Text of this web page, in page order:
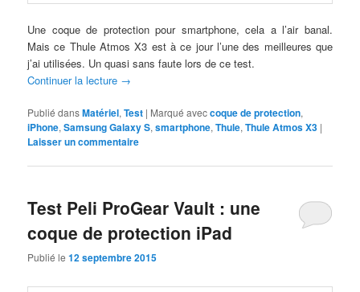
Une coque de protection pour smartphone, cela a l’air banal.
Mais ce Thule Atmos X3 est à ce jour l’une des meilleures que
j’ai utilisées. Un quasi sans faute lors de ce test.
Continuer la lecture →
Publié dansMatériel,Test | Marqué aveccoque de protection,
iPhone,Samsung Galaxy S,smartphone,Thule,Thule Atmos X3 |
Laisser un commentaire
Test Peli ProGear Vault : une
coque de protection iPad
Publié le12 septembre 2015